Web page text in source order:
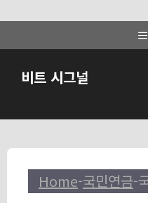
텐
뛰
비트 시그널
Home-국민연금-